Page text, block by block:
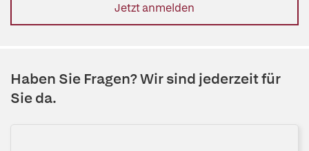
Jetzt anmelden
Haben Sie Fragen? Wir sind jederzeit für
Sie da.